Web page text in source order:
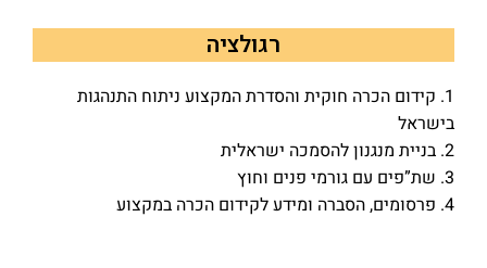
רגולציה
1. קידום הכרה חוקית והסדרת המקצוע ניתוח התנהגות
בישראל
2. בניית מנגנון להסמכה ישראלית
3. שת”פים עם גורמי פנים וחוץ
4. פרסומים, הסברה ומידע לקידום הכרה במקצוע